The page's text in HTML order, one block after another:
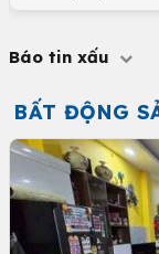
Báo tin xấu
BẤT ĐỘNG